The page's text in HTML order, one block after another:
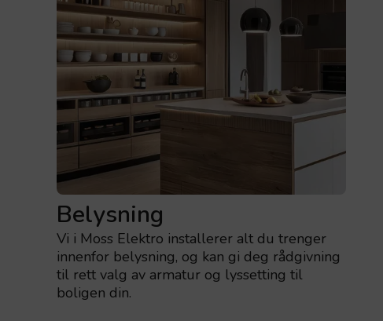
Belysning
Vi i Moss Elektro installerer alt du trenger
innenfor belysning, og kan gi deg rådgivning
til rett valg av armatur og lyssetting til
boligen din.